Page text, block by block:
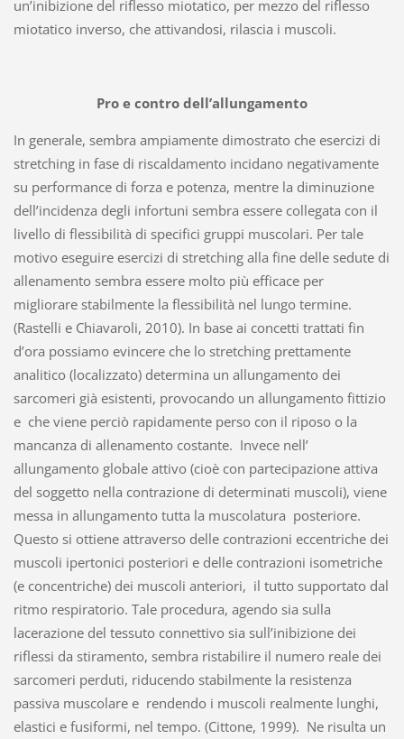
un’inibizione del riflesso miotatico, per mezzo del riflesso
miotatico inverso, che attivandosi, rilascia i muscoli.
Pro e contro dell’allungamento
In generale, sembra ampiamente dimostrato che esercizi di
stretching in fase di riscaldamento incidano negativamente
su performance di forza e potenza, mentre la diminuzione
dell’incidenza degli infortuni sembra essere collegata con il
livello di flessibilità di specifici gruppi muscolari. Per tale
motivo eseguire esercizi di stretching alla fine delle sedute di
allenamento sembra essere molto più efficace per
migliorare stabilmente la flessibilità nel lungo termine.
(Rastelli e Chiavaroli, 2010). In base ai concetti trattati fin
d’ora possiamo evincere che lo stretching prettamente
analitico (localizzato) determina un allungamento dei
sarcomeri già esistenti, provocando un allungamento fittizio
e che viene perciò rapidamente perso con il riposo o la
mancanza di allenamento costante. Invece nell’
allungamento globale attivo (cioè con partecipazione attiva
del soggetto nella contrazione di determinati muscoli), viene
messa in allungamento tutta la muscolatura posteriore.
Questo si ottiene attraverso delle contrazioni eccentriche dei
muscoli ipertonici posteriori e delle contrazioni isometriche
(e concentriche) dei muscoli anteriori, il tutto supportato dal
ritmo respiratorio. Tale procedura, agendo sia sulla
lacerazione del tessuto connettivo sia sull’inibizione dei
riflessi da stiramento, sembra ristabilire il numero reale dei
sarcomeri perduti, riducendo stabilmente la resistenza
passiva muscolare e rendendo i muscoli realmente lunghi,
elastici e fusiformi, nel tempo. (Cittone, 1999). Ne risulta un